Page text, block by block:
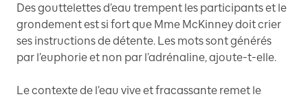
Des gouttelettes d’eau trempent les participants et le
grondement est si fort que Mme McKinney doit crier
ses instructions de détente. Les mots sont générés
par l’euphorie et non par l’adrénaline, ajoute-t-elle.
Le contexte de l’eau vive et fracassante remet le